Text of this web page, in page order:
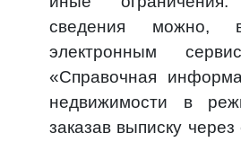
сведения можно,
электронным
«Справочная
недвижимости в
заказав выписку